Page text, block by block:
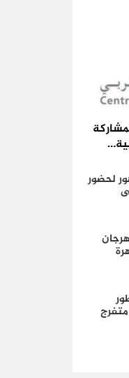
لحضور
40 ألف متفرج